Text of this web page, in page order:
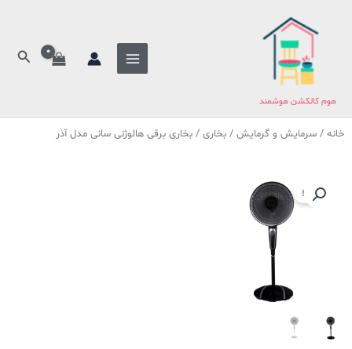
هوم کالکشن هوشمند
خانه / سرمایش و گرمایش / بخاری / بخاری برقی هالوژنی سانی مدل آذر
حراج!